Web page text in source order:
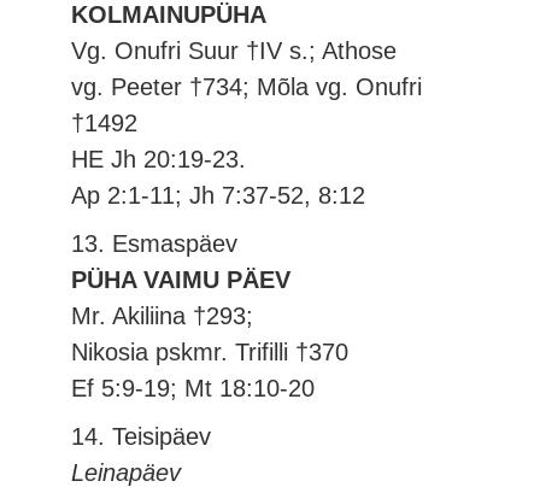
KOLMAINUPÜHA
Vg. Onufri Suur †IV s.; Athose
vg. Peeter †734; Mõla vg. Onufri
†1492
HE Jh 20:19-23.
Ap 2:1-11; Jh 7:37-52, 8:12
13. Esmaspäev
PÜHA VAIMU PÄEV
Mr. Akiliina †293;
Nikosia pskmr. Trifilli †370
Ef 5:9-19; Mt 18:10-20
14. Teisipäev
Leinapäev